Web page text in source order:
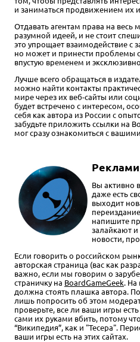
и заниматься продвижением их
Отдавать агентам права на
разумной идеей, и не стоит
это упрощает взаимодействие с
но может и принести проблемы
впустую временем и
Лучше всего обращаться в
можно найти контакты
мире через их веб-сайты или
будет встречено с интересом,
себя как автора из России с
забудьте приложить ссылки на
мог сразу ознакомиться с
Вы активно
даже есть
выходит
напишите
залайкают и
новости,
Если говорить о российском
авторская страница (вас как
важно, если мы говорим о
страничку на BoardGameGeek. На
должна стоять плашка автора.
лишь попросить об этом
проверьте, все ли ваши игры
сами их руками вбить, потому
“Википедия”, как и "Тесера".
ваши игры есть на этих сайтах.